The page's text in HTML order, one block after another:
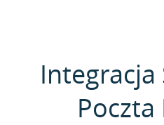
Integracja
Poczta